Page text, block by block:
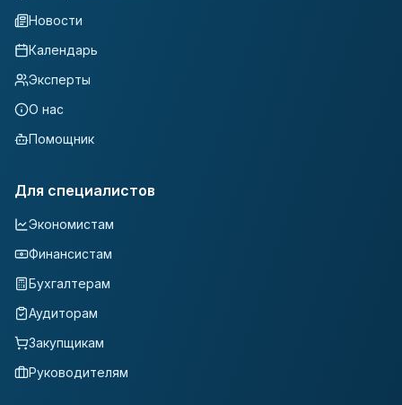
Новости
Календарь
Эксперты
О нас
Помощник
Для специалистов
Экономистам
Финансистам
Бухгалтерам
Аудиторам
Закупщикам
Руководителям